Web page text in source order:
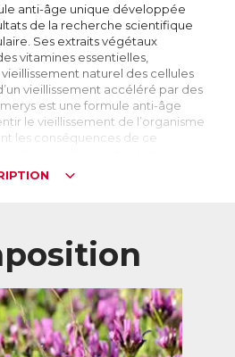
anti-âge unique développée
de la recherche scientifique
Ses extraits végétaux
vitamines essentielles,
naturel des cellules
vieillissement accéléré par des
est une formule anti-âge
le vieillissement de l’organisme
les conséquences de ce
médecine et physiologie pour
cellulaire. Ils ont découvert
cellule de l’organisme se
fragments d’ADN qui
vie. Ces télomères raccourcissent
atteindre une longueur critique,
la cellule. Véritables aiguilles de
la vitesse à laquelle vieillit